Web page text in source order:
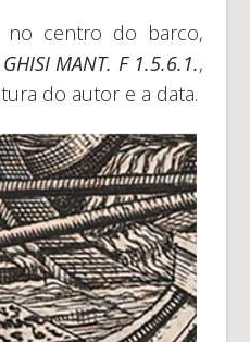
no centro do barco,
MANT. F 1.5.6.1.,
do autor e a data.